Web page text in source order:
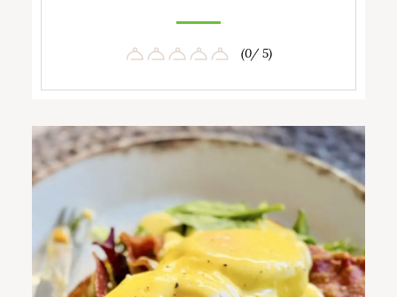
(0/ 5)